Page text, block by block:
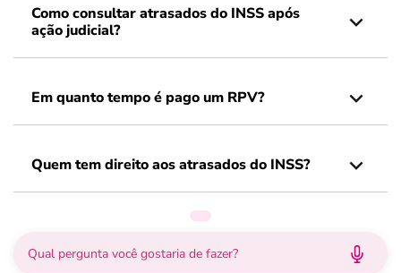
Como consultar atrasados do INSS após
ação judicial?
Em quanto tempo é pago um RPV?
Quem tem direito aos atrasados do INSS?